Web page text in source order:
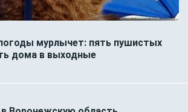
мурлычет: пять пушистых
дома в выходные